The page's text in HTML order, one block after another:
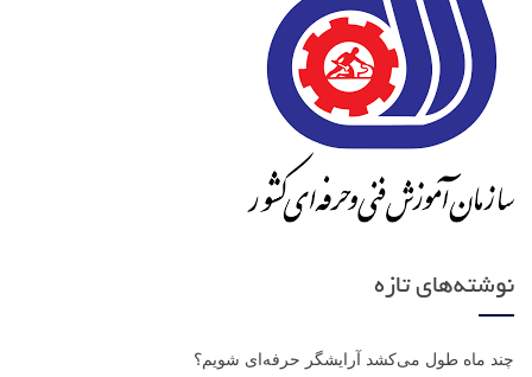
نوشته‌های تازه
چند ماه طول می‌کشد آرایشگر حرفه‌ای شویم؟